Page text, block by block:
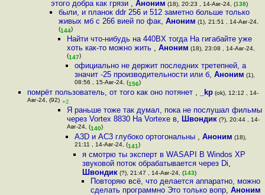
этого добра как грязи , Аноним (18), 20:23 , 14-Авг-24, (138)
были, и планок ddr 256 и 512 заметно больше только
живых мб с 266 вией по фак,Аноним (1), 21:51 , 14-Авг-24,
(144)
Найти что-нибудь на 440BX тогда На гигабайте уже
хоть как-то можно жить , Аноним (18), 23:08 , 14-Авг-24,
(147)
официально не держит последних третепней, а
значит -25 производительности или б, Аноним (1),
08:56 , 15-Авг-24, (156)
помрёт пользователь, от того как оно потянет , _kp(ok), 12:12 , 14-
Авг-24, (92) +2
Я раньше тоже так думал, пока не послушал фильмы
через Vortex 8830 На Vortexе в, Швондик(?), 20:44 , 14-
Авг-24, (140)
A3D и AC3 глубоко ортогональны , Аноним (18),
21:11 , 14-Авг-24, (141)
я смотрю ты эксперт в WASAPI В Windos XP
звуковой поток обрабатывается через Di,
Швондик (?), 21:47 , 14-Авг-24, (143)
Повторяю всё, что делается аппаратно, можно
сделать программно Это только вопр, Аноним